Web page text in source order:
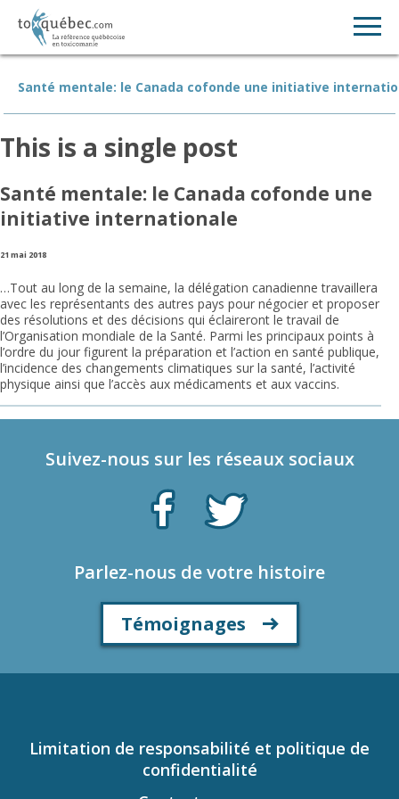
Santé mentale: le Canada cofonde une initiative
This is a single post
Santé mentale: le Canada cofonde une
initiative internationale
21 mai 2018
…Tout au long de la semaine, la délégation canadienne travaillera
avec les représentants des autres pays pour négocier et proposer
des résolutions et des décisions qui éclaireront le travail de
l’Organisation mondiale de la Santé. Parmi les principaux points à
l’ordre du jour figurent la préparation et l’action en santé publique,
l’incidence des changements climatiques sur la santé, l’activité
physique ainsi que l’accès aux médicaments et aux vaccins.
Suivez-nous sur les réseaux sociaux
Parlez-nous de votre histoire
Témoignages
Limitation de responsabilité et politique de
confidentialité